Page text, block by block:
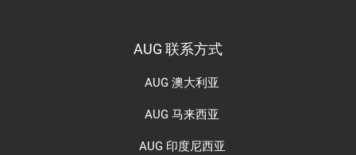
AUG 联系方式
AUG 澳大利亚
AUG 马来西亚
AUG 印度尼西亚